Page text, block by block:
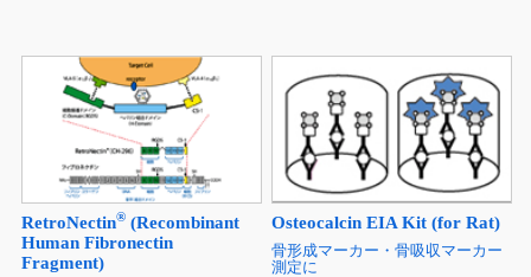
RetroNectin®(Recombinant
Human Fibronectin
Fragment)
Osteocalcin EIA Kit (for Rat)
骨形成マーカー・骨吸収マーカー
測定に